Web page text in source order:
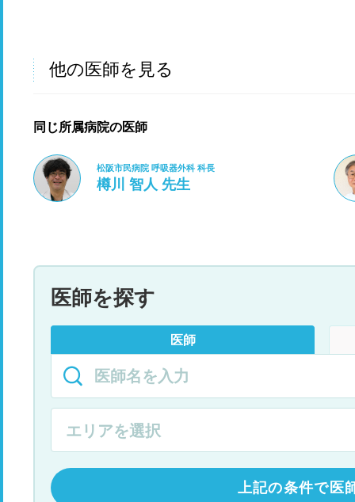
他の医師を見る
同じ所属病院の医師
松阪市民病院 呼吸器外科 科長
樽川 智人 先生
医師を探す
医師
上記の条件で医